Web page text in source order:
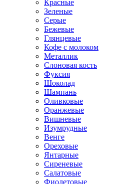
Красные
Зеленые
Серые
Бежевые
Глянцевые
Кофе с молоком
Металлик
Слоновая кость
Фуксия
Шоколад
Шампань
Оливковые
Оранжевые
Вишневые
Изумрудные
Венге
Ореховые
Янтарные
Сиреневые
Салатовые
Фиолетовые